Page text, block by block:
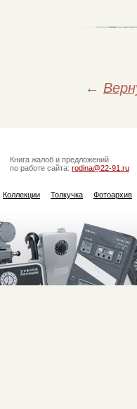
←
Книга жалоб и предложений
по работе сайта: rodina@22-91.ru
Коллекции Толкучка Фотоархив